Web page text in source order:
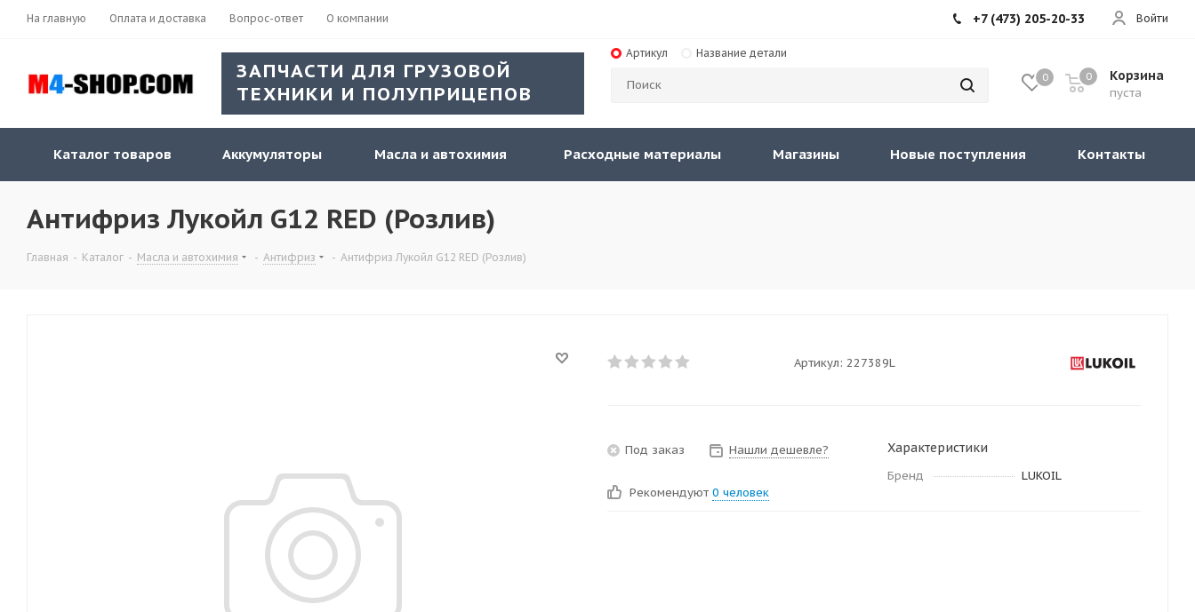
На главную Оплата и доставка Вопрос-ответ О компании Войти
+7 (473) 205-20-33
ЗАПЧАСТИ ДЛЯ ГРУЗОВОЙ
ТЕХНИКИ И ПОЛУПРИЦЕПОВ
Артикул Название детали
0 Корзина
пуста
0
Каталог товаров Аккумуляторы Масла и автохимия Расходные материалы Магазины Новые поступления Контакты
Антифриз Лукойл G12 RED (Розлив)
Главная - Каталог - Масла и автохимия - Антифриз - Антифриз Лукойл G12 RED (Розлив)
Артикул: 227389L
Под заказ Нашли дешевле?
Рекомендуют 0 человек
Характеристики
Бренд LUKOIL